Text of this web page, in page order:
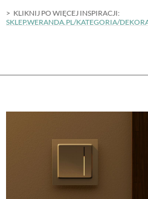
KLIKNIJ PO WIĘCEJ INSPIRACJI:
SKLEP.WERANDA.PL/KATEGORIA/